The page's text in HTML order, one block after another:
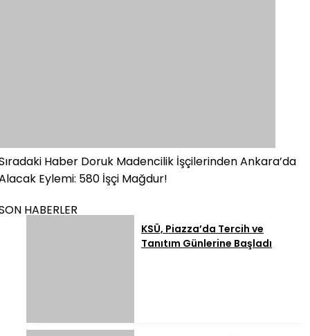
Haber Doruk Madencilik İşçilerinden Ankara’da
Eylemi: 580 İşçi Mağdur!
HABERLER
KSÜ, Piazza’da Tercih ve
Tanıtım Günlerine Başladı